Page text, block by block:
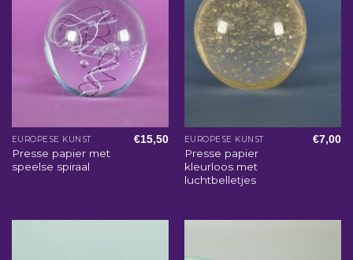
EUROPESE KUNST
Presse papier met
speelse spiraal
€15,50 EUROPESE KUNST
Presse papier
kleurloos met
luchtbelletjes
€7,00